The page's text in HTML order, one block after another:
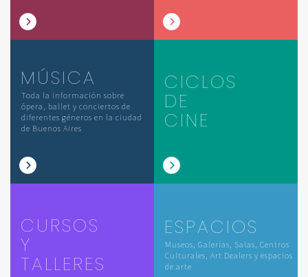
MÚSICA
Toda la información sobre
ópera, ballet y conciertos de
diferentes géneros en la ciudad
de Buenos Aires
CICLOS
DE
CINE
CURSOS
Y
TALLERES
ESPACIOS
Museos, Galerías, Salas, Centros
Culturales, Art Dealers y espacios
de arte